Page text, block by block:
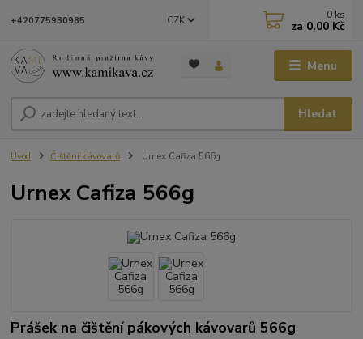
Menu
CZK
Hledat
+420775930985 0 ks
za 0,00 Kč
Úvod Čištění kávovarů Urnex Cafiza 566g
Urnex Cafiza 566g
Prášek na čištění pákových kávovarů 566g